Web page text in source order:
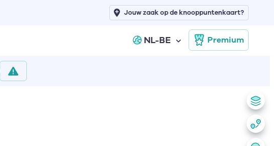
NL-BE Premium
Jouw zaak op de knooppuntenkaart?